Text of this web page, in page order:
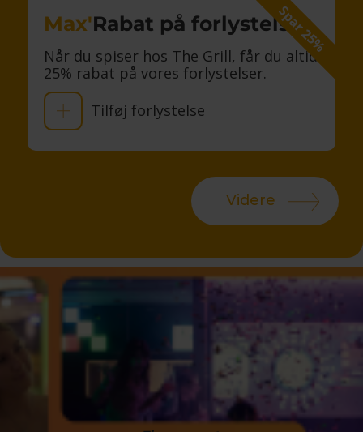
Max'Rabat på forlystelser
Når du spiser hos The Grill, får du altid
25% rabat på vores forlystelser.
Spar 25%
Tilføj forlystelse
Videre